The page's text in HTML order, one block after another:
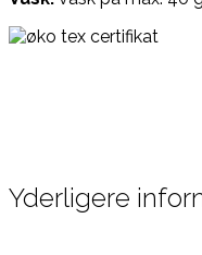
Yderligere